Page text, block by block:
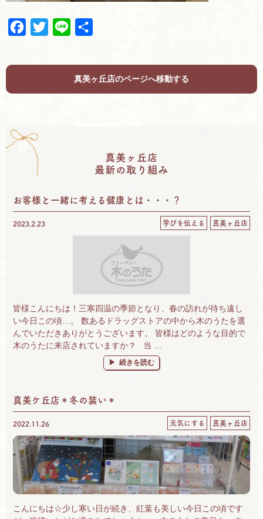
e
o
w
t
e
e
真美ヶ丘店のページへ移動する
真美ヶ丘店
最新の取り組み
お客様と一緒に考える健康とは・・・？
2023.2.23 学びを伝える 真美ヶ丘店
皆様こんにちは！三寒四温の季節となり、春の訪れが待ち遠し
い今日この頃…。 数あるドラッグストアの中から木のうたを選
んでいただきありがとうございます。 皆様はどのような目的で
木のうたに来店されていますか？ 当 …
“お客様と一緒に考える健康とは・・・？” の
続きを読む
真美ケ丘店＊冬の装い＊
2022.11.26 元気にする 真美ヶ丘店
こんにちは☆少し寒い日が続き、紅葉も美しい今日この頃です